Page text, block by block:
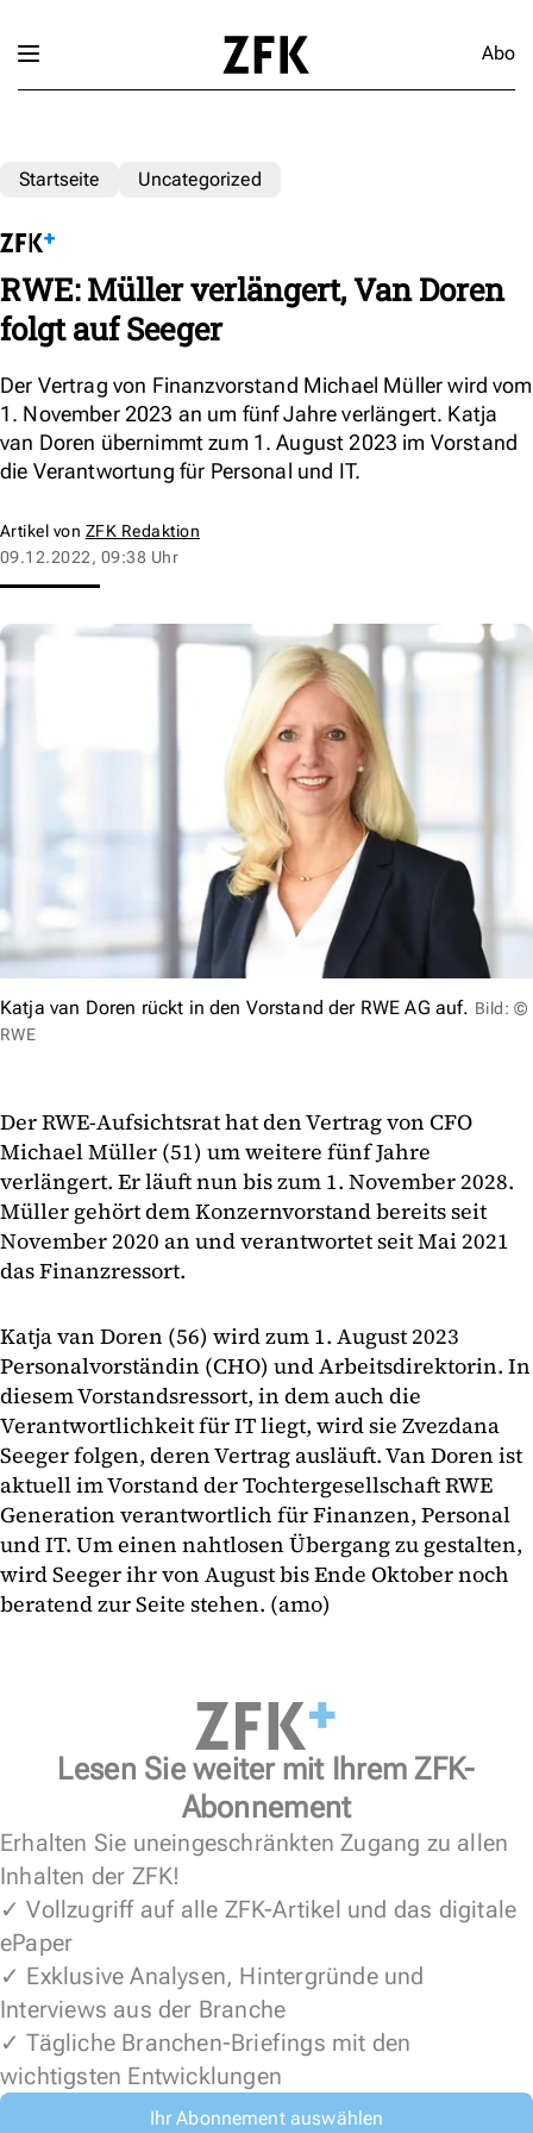
Abo
Startseite Uncategorized
RWE: Müller verlängert, Van Doren
folgt auf Seeger
Der Vertrag von Finanzvorstand Michael Müller wird vom
1. November 2023 an um fünf Jahre verlängert. Katja
van Doren übernimmt zum 1. August 2023 im Vorstand
die Verantwortung für Personal und IT.
Artikel von ZFK Redaktion
09.12.2022, 09:38 Uhr
Katja van Doren rückt in den Vorstand der RWE AG auf. Bild: ©
RWE
Der RWE-Aufsichtsrat hat den Vertrag von CFO
Michael Müller (51) um weitere fünf Jahre
verlängert. Er läuft nun bis zum 1. November 2028.
Müller gehört dem Konzernvorstand bereits seit
November 2020 an und verantwortet seit Mai 2021
das Finanzressort.
Katja van Doren (56) wird zum 1. August 2023
Personalvorständin (CHO) und Arbeitsdirektorin. In
diesem Vorstandsressort, in dem auch die
Verantwortlichkeit für IT liegt, wird sie Zvezdana
Seeger folgen, deren Vertrag ausläuft. Van Doren ist
aktuell im Vorstand der Tochtergesellschaft RWE
Generation verantwortlich für Finanzen, Personal
und IT. Um einen nahtlosen Übergang zu gestalten,
wird Seeger ihr von August bis Ende Oktober noch
beratend zur Seite stehen. (amo)
Lesen Sie weiter mit Ihrem ZFK-
Abonnement
Erhalten Sie uneingeschränkten Zugang zu allen
Inhalten der ZFK!
✓ Vollzugriff auf alle ZFK-Artikel und das digitale
ePaper
✓ Exklusive Analysen, Hintergründe und
Interviews aus der Branche
✓ Tägliche Branchen-Briefings mit den
wichtigsten Entwicklungen
Ihr Abonnement auswählen